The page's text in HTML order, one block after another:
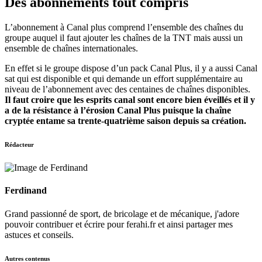
L’abonnement à Canal plus comprend l’ensemble des chaînes du
groupe auquel il faut ajouter les chaînes de la TNT mais aussi un
ensemble de chaînes internationales.
En effet si le groupe dispose d’un pack Canal Plus, il y a aussi Canal
sat qui est disponible et qui demande un effort supplémentaire au
niveau de l’abonnement avec des centaines de chaînes disponibles.
Il faut croire que les esprits canal sont encore bien éveillés et il y
a de la résistance à l’érosion Canal Plus puisque la chaîne
cryptée entame sa trente-quatrième saison depuis sa création.
Rédacteur
Ferdinand
Grand passionné de sport, de bricolage et de mécanique, j'adore
pouvoir contribuer et écrire pour ferahi.fr et ainsi partager mes
astuces et conseils.
Autres contenus